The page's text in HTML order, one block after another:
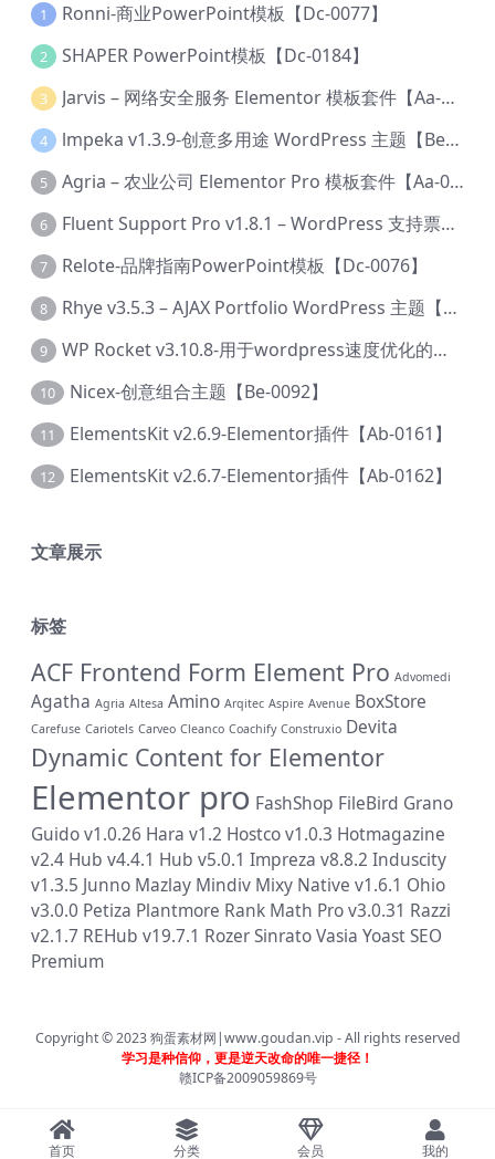
1 Ronni-商业PowerPoint模板【Dc-0077】
2 SHAPER PowerPoint模板【Dc-0184】
3 Jarvis – 网络安全服务 Elementor 模板套件【Aa-0035】
4 lmpeka v1.3.9-创意多用途 WordPress 主题【Be-0064】
5 Agria – 农业公司 Elementor Pro 模板套件【Aa-0003】
6 Fluent Support Pro v1.8.1 – WordPress 支持票务系统【Cc-0041】
7 Relote-品牌指南PowerPoint模板【Dc-0076】
8 Rhye v3.5.3 – AJAX Portfolio WordPress 主题【Bi-0049】
9 WP Rocket v3.10.8-用于wordpress速度优化的缓存加速插件【Cd-0019】
10 Nicex-创意组合主题【Be-0092】
11 ElementsKit v2.6.9-Elementor插件【Ab-0161】
12 ElementsKit v2.6.7-Elementor插件【Ab-0162】
文章展示
标签
ACF Frontend Form Element Pro Advomedi
Agatha Agria Altesa Amino Arqitec Aspire Avenue BoxStore
Carefuse Cariotels Carveo Cleanco Coachify Construxio Devita
Dynamic Content for Elementor
Elementor pro FashShop FileBird Grano
Guido v1.0.26 Hara v1.2 Hostco v1.0.3 Hotmagazine
v2.4 Hub v4.4.1 Hub v5.0.1 Impreza v8.8.2 Induscity
v1.3.5 Junno Mazlay Mindiv Mixy Native v1.6.1 Ohio
v3.0.0 Petiza Plantmore Rank Math Pro v3.0.31 Razzi
v2.1.7 REHub v19.7.1 RozerSinratoVasia Yoast SEO
Premium
Copyright © 2023狗蛋素材网|www.goudan.vip - All rights reserved
学习是种信仰，更是逆天改命的唯一捷径！
赣ICP备2009059869号